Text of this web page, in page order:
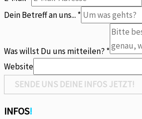
Dein Betreff an uns... *
willst
Was willst Du uns mitteilen? *
Website
SENDE UNS DEINE INFOS JETZT!
INFOS!